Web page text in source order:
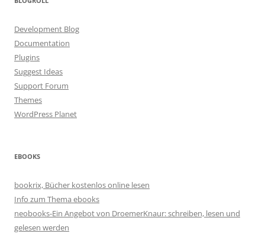
Development Blog
Documentation
Plugins
Suggest Ideas
Support Forum
Themes
WordPress Planet
EBOOKS
bookrix, Bücher kostenlos online lesen
Info zum Thema ebooks
neobooks-Ein Angebot von DroemerKnaur: schreiben, lesen und
gelesen werden